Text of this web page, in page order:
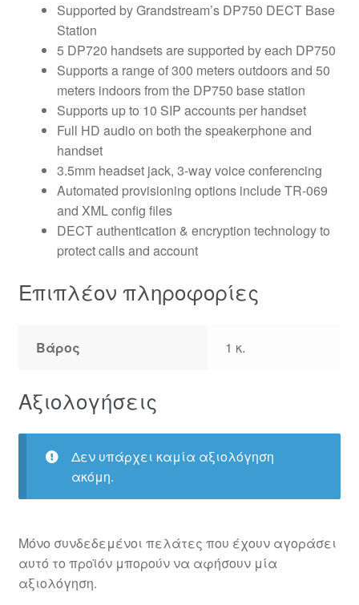
Supported by Grandstream’s DP750 DECT Base
Station
5 DP720 handsets are supported by each DP750
Supports a range of 300 meters outdoors and 50
meters indoors from the DP750 base station
Supports up to 10 SIP accounts per handset
Full HD audio on both the speakerphone and
handset
3.5mm headset jack, 3-way voice conferencing
Automated provisioning options include TR-069
and XML config files
DECT authentication & encryption technology to
protect calls and account
Επιπλέον πληροφορίες
Βάρος 1 κ.
Αξιολογήσεις
Δεν υπάρχει καμία αξιολόγηση
ακόμη.
Μόνο συνδεδεμένοι πελάτες που έχουν αγοράσει
αυτό το προϊόν μπορούν να αφήσουν μία
αξιολόγηση.